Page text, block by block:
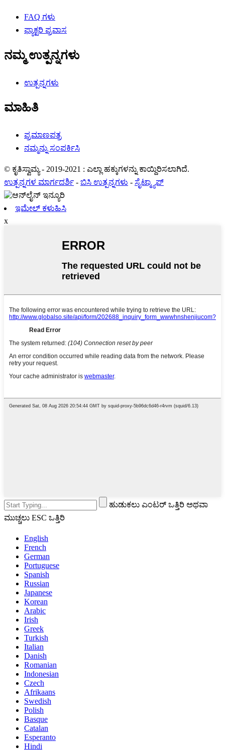
FAQ ಗಳು
ಫ್ಯಾಕ್ಟರಿ ಪ್ರವಾಸ
ನಮ್ಮ ಉತ್ಪನ್ನಗಳು
ಉತ್ಪನ್ನಗಳು
ಮಾಹಿತಿ
ಪ್ರಮಾಣಪತ್ರ
ನಮ್ಮನ್ನು ಸಂಪರ್ಕಿಸಿ
© ಕೃತಿಸ್ವಾಮ್ಯ - 2019-2021 : ಎಲ್ಲಾ ಹಕ್ಕುಗಳನ್ನು ಕಾಯ್ದಿರಿಸಲಾಗಿದೆ.
ಉತ್ಪನ್ನಗಳ ಮಾರ್ಗದರ್ಶಿ - ಬಿಸಿ ಉತ್ಪನ್ನಗಳು - ಸೈಟ್ಮ್ಯಾಪ್
ಇಮೇಲ್ ಕಳುಹಿಸಿ
x
ಹುಡುಕಲು ಎಂಟರ್ ಒತ್ತಿರಿ ಅಥವಾ
ಮುಚ್ಚಲು ESC ಒತ್ತಿರಿ
English
French
German
Portuguese
Spanish
Russian
Japanese
Korean
Arabic
Irish
Greek
Turkish
Italian
Danish
Romanian
Indonesian
Czech
Afrikaans
Swedish
Polish
Basque
Catalan
Esperanto
Hindi